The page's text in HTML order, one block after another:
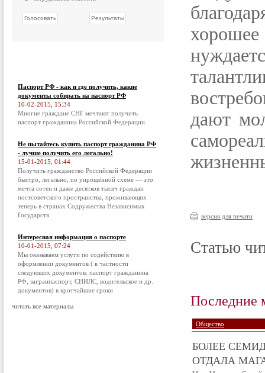
Паспорт РФ - как и где получить, какие
документы собирать на паспорт РФ
10-02-2015, 15:34
Многие граждане СНГ мечтают получить
паспорт гражданина Российской Федерации.
Не пытайтесь купить паспорт гражданина РФ
- лучше получить его легально!
15-01-2015, 01:44
Получить гражданство Российской Федерации
быстро, легально, по упрощённой схеме — это
мечта сотен и даже десятков тысяч граждан
постсоветского пространства, проживающих
теперь в странах Содружества Независимых
Государств
Интересная информация о паспорте
10-01-2015, 07:24
Мы оказываем услуги по содействию в
оформлении документов ( в частности
следующих документов: паспорт гражданина
РФ, загранпаспорт, СНИЛС, водительское и др.
документов) в кротчайшие сроки
читать все материалы
дают
версия для печати
Статью
Последние
Общество
БОЛЕЕ
ОТДАЛА